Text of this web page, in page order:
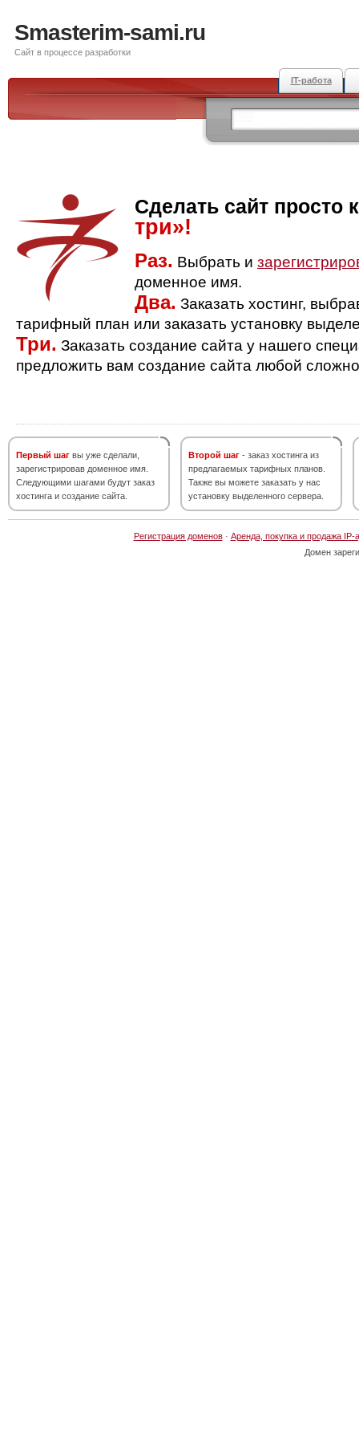
Smasterim-sami.ru
Сайт в процессе разработки
IT-работа
Сделать сайт просто
три»!
Раз. Выбрать и
доменное имя.
Два. Заказать хостинг,
тарифный план или заказать установку
Три. Заказать создание сайта у нашего
предложить вам создание сайта любой
Первый шаг вы уже сделали,
зарегистрировав доменное имя.
Следующими шагами будут заказ
хостинга и создание сайта.
Второй шаг - заказ хостинга из
предлагаемых тарифных планов.
Также вы можете заказать у нас
установку выделенного сервера.
Регистрация доменов· Аренда, покупка и продажа IP-
Домен